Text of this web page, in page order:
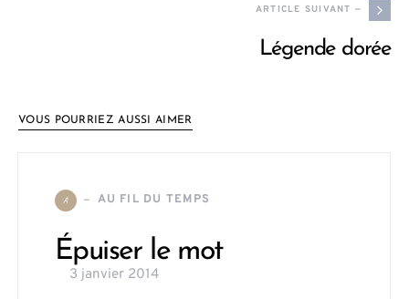
ARTICLE SUIVANT —
Légende dorée
VOUS POURRIEZ AUSSI AIMER
A AU FIL DU TEMPS
Épuiser le mot
3 janvier 2014